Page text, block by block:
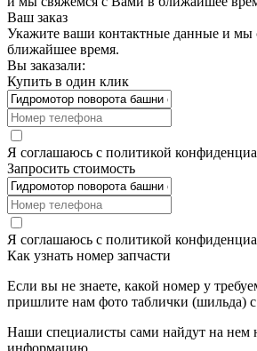
Ваш заказ
Укажите ваши контактные данные и мы
ближайшее время.
Вы заказали:
Купить в один клик
Я соглашаюсь с политикой
Запросить стоимость
Я соглашаюсь с политикой
Как узнать номер запчасти
Если вы не знаете, какой номер у
пришлите нам фото таблички (шильда) с
Наши специалисты сами найдут на
информацию.